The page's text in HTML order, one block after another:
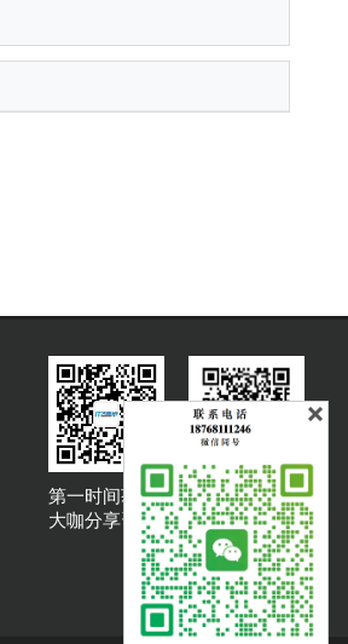
第一时间获取
大咖分享资讯
大咖说吐槽客服